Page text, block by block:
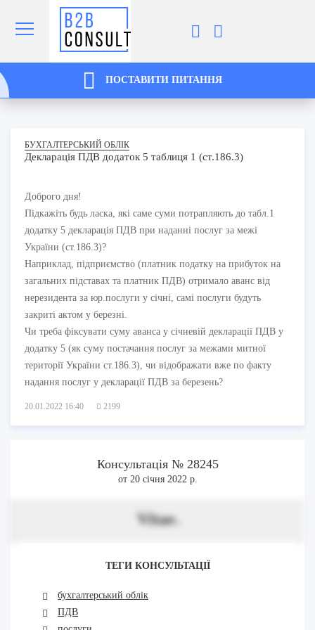
ПОСТАВИТИ ПИТАННЯ
БУХГАЛТЕРСЬКИЙ ОБЛІК
Декларація ПДВ додаток 5 таблиця 1 (ст.186.3)
Доброго дня!
Підкажіть будь ласка, які саме суми потрапляють до табл.1
додатку 5 декларація ПДВ при наданні послуг за межі
України (ст.186.3)?
Наприклад, підприємство (платник податку на прибуток на
загальних підставах та платник ПДВ) отримало аванс від
нерезидента за юр.послуги у січні, самі послуги будуть
закриті актом у березні.
Чи треба фіксувати суму аванса у січневій декларації ПДВ у
додатку 5 (як суму постачання послуг за межами митної
території України ст.186.3), чи відображати вже по факту
надання послуг у декларації ПДВ за березень?
20.01.2022 16:40 2199
Консультація № 28245
от 20 січня 2022 р.
Vitae.
ТЕГИ КОНСУЛЬТАЦІЇ
бухгалтерський облік
ПДВ